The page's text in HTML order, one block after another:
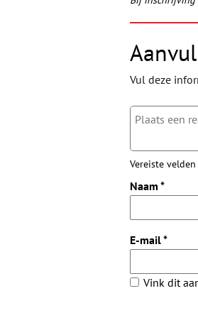
Vul deze
Vereiste
Naam *
E-mail*
Vink dit